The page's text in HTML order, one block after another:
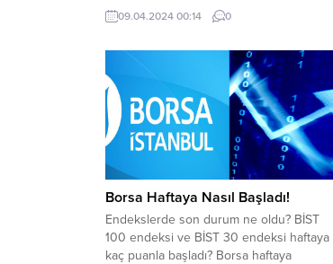
Polisin son bir haftada yaptığı çalışmalara
dair veriler açıklandı. Vali Şıldak,
güçlerini tebrik etti. Şanlıurfa’da Polis ve
Jandarmanın ‘Uyuşturucu İle Kararlı
Mücadele’ çalışmaları yoğunlaşarak
devam ediyor. Şanlıurfa’nın huzur ile
anılması için hassasiyetini sürdüren Vali...
09.04.2024 00:14 0
Borsa Haftaya Nasıl Başladı!
Endekslerde son durum ne oldu? BİST
100 endeksi ve BİST 30 endeksi haftaya
kaç puanla başladı? Borsa haftaya